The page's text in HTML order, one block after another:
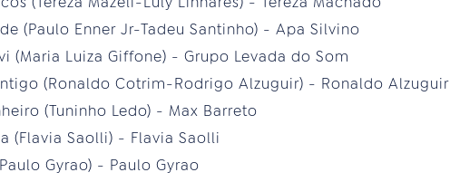
(Paulo Enner Jr-Tadeu Santinho) - Apa Silvino
(Maria Luiza Giffone) - Grupo Levada do Som
(Ronaldo Cotrim-Rodrigo Alzuguir) - Ronaldo Alzuguir
(Tuninho Ledo) - Max Barreto
(Flavia Saolli) - Flavia Saolli
Gyrao) - Paulo Gyrao